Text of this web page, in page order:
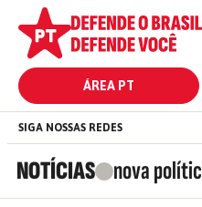
ÁREA PT
NOTÍCIAS nova
SIGA NOSSAS REDES